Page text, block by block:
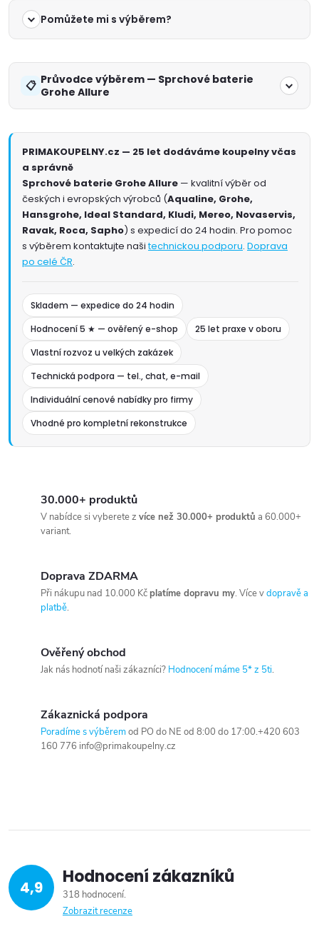
Pomůžete mi s výběrem?
Průvodce výběrem — Sprchové baterie
Grohe Allure
PRIMAKOUPELNY.cz — 25 let dodáváme koupelny včas
a správně
Sprchové baterie Grohe Allure — kvalitní výběr od
českých i evropských výrobců (Aqualine, Grohe,
Hansgrohe, Ideal Standard, Kludi, Mereo, Novaservis,
Ravak, Roca, Sapho) s expedicí do 24 hodin. Pro pomoc
s výběrem kontaktujte našitechnickou podporu. Doprava
po celé ČR.
Skladem — expedice do 24 hodin
Hodnocení 5 ★ — ověřený e-shop
25 let praxe v oboru
Vlastní rozvoz u velkých zakázek
Technická podpora — tel., chat, e-mail
Individuální cenové nabídky pro firmy
Vhodné pro kompletní rekonstrukce
30.000+ produktů
V nabídce si vyberete z více než 30.000+ produktů a 60.000+
variant.
Doprava ZDARMA
Při nákupu nad 10.000 Kčplatíme dopravu my. Více vdopravě a
platbě.
Ověřený obchod
Jak nás hodnotí naši zákazníci? Hodnocení máme 5* z 5ti.
Zákaznická podpora
Poradíme s výběremod PO do NE od 8:00 do 17:00.+420 603
160 776 info@primakoupelny.cz
4,9 Hodnocení zákazníků
318 hodnocení
Zobrazit recenze